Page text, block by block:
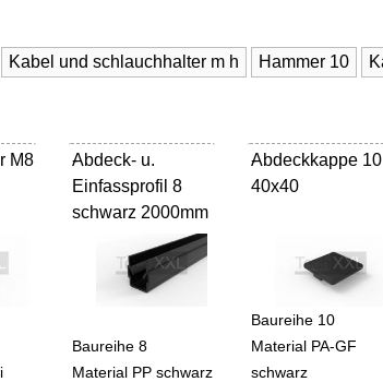
Kabel und schlauchhalter m h Hammer 10
M8
Abdeck- u.
Einfassprofil 8
schwarz 2000mm
-
Baureihe 8
Material PP schwarz
Abdeckkappe 10
40x40
-
Baureihe 10
Material PA-GF
schwarz